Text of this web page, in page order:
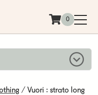
0
/ Vuori : strato long